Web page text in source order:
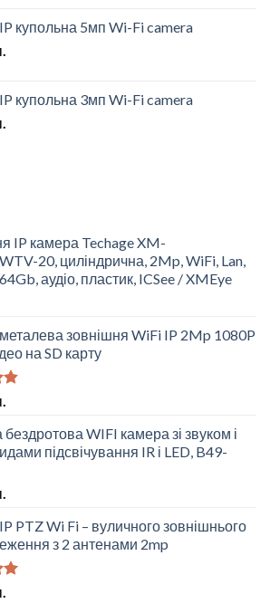
купольна 5мп Wi-Fi camera
купольна 3мп Wi-Fi camera
IP камера Techage XM-
20, циліндрична, 2Mp, WiFi, Lan,
аудіо, пластик, ICSee / XMEye
зовнішня WiFi IP 2Mp 1080P
на SD карту
WIFI камера зі звуком і
підсвічування IR і LED, B49-
PTZ Wi Fi – вуличного зовнішнього
з 2 антенами 2mp